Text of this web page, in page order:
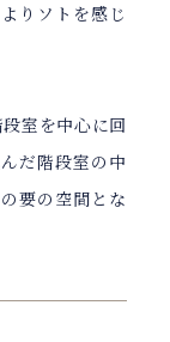
りソトを感じ
室を中心に回
だ階段室の中
要の空間とな